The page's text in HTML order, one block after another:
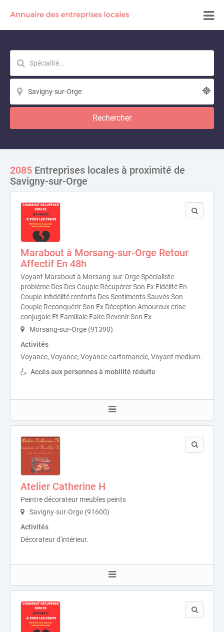
Rechercher
2085 Entreprises locales à proximité de
Savigny-sur-Orge
Marabout à Morsang-sur-Orge Retour
Affectif En 48h
Voyant Marabout à Morsang-sur-Orge Spécialiste
problème Des Des Couple Récupérer Son Ex Fidélité En
Couple infidélité renforts Des Sentiments Sauvés Son
Couple Reconquérir Son Ex Déception Amoureux crise
conjugale Et Familiale Faire Revenir Son Ex
Morsang-sur-Orge (91390)
Activités
Voyance, Voyance, Voyance cartomancie, Voyant medium.
Accès aux personnes à mobilité réduite
Atelier Catherine H
Peintre décorateur meubles peints
Savigny-sur-Orge (91600)
Activités
Décorateur d'intérieur.